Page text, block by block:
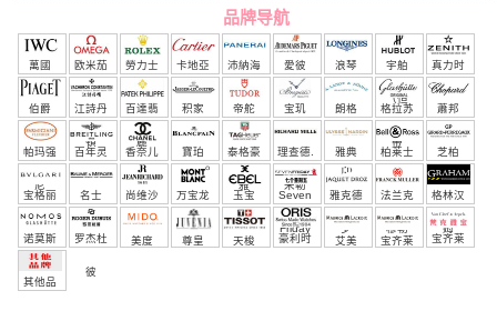
品牌导航
萬國 欧米茄 勞力士 卡地亞 沛納海 愛彼 浪琴 宇舶
（恒
宝）
真力时
伯爵 江詩丹
頓
百達翡
麗
积家 帝舵 宝玑 朗格 格拉苏
蒂
蕭邦
帕玛强
尼
百年灵 香奈儿 寶珀 泰格豪
雅
理查德.
米勒
雅典 柏莱士 芝柏
宝格丽 名士 尚维沙 万宝龙 玉宝 Seven
Friday
雅克德
罗
法兰克
穆勒
格林汉
姆
诺莫斯
罗杰杜
彼
美度 尊皇 天梭 豪利时 艾美 宝齐莱 宝齐莱
其他品